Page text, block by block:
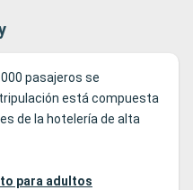
pasajeros se
está compuesta
de la hotelería de alta
para adultos